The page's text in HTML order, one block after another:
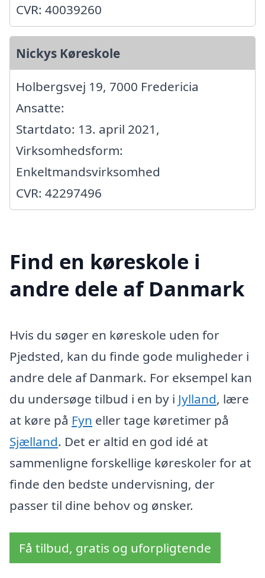
CVR: 40039260
Nickys Køreskole
Holbergsvej 19, 7000 Fredericia
Ansatte:
Startdato: 13. april 2021,
Virksomhedsform:
Enkeltmandsvirksomhed
CVR: 42297496
Find en køreskole i
andre dele af Danmark
Hvis du søger en køreskole uden for
Pjedsted, kan du finde gode muligheder i
andre dele af Danmark. For eksempel kan
du undersøge tilbud i en by i Jylland, lære
at køre på Fyn eller tage køretimer på
Sjælland. Det er altid en god idé at
sammenligne forskellige køreskoler for at
finde den bedste undervisning, der
passer til dine behov og ønsker.
Få tilbud, gratis og uforpligtende